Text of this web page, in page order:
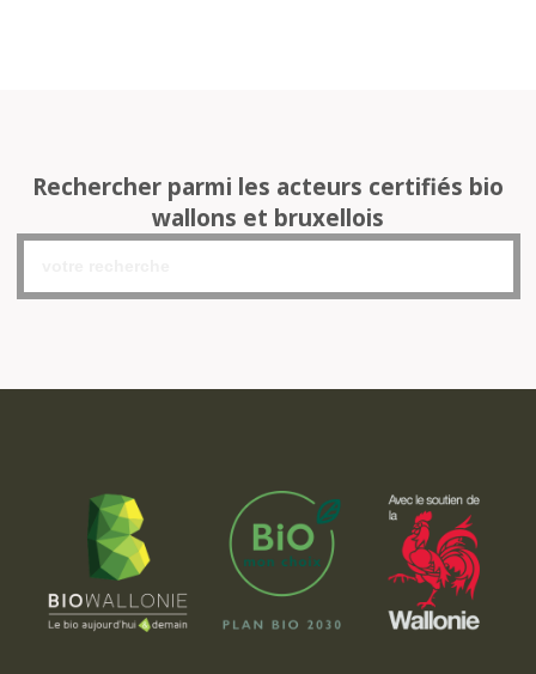
Rechercher parmi les acteurs certifiés bio
wallons et bruxellois